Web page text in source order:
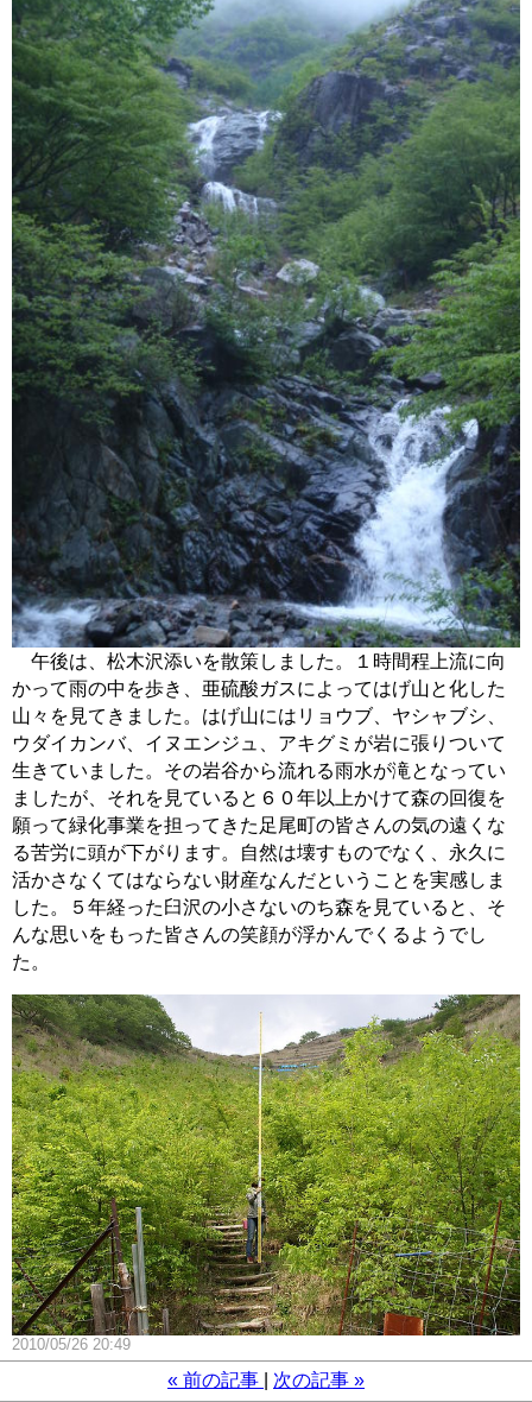
午後は、松木沢添いを散策しました。１時間程上流に向
かって雨の中を歩き、亜硫酸ガスによってはげ山と化した
山々を見てきました。はげ山にはリョウブ、ヤシャブシ、
ウダイカンバ、イヌエンジュ、アキグミが岩に張りついて
生きていました。その岩谷から流れる雨水が滝となってい
ましたが、それを見ていると６０年以上かけて森の回復を
願って緑化事業を担ってきた足尾町の皆さんの気の遠くな
る苦労に頭が下がります。自然は壊すものでなく、永久に
活かさなくてはならない財産なんだということを実感しま
した。５年経った臼沢の小さないのち森を見ていると、そ
んな思いをもった皆さんの笑顔が浮かんでくるようでし
た。
2010/05/26 20:49
« 前の記事 次の記事 »